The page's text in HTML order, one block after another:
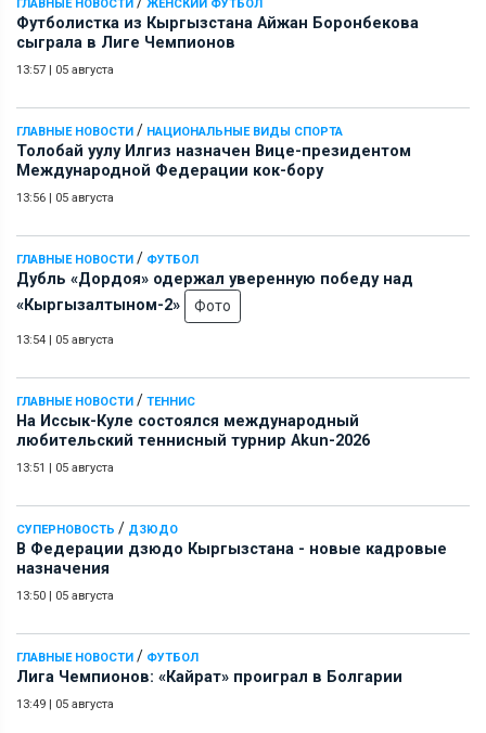
ГЛАВНЫЕ НОВОСТИ ЖЕНСКИЙ ФУТБОЛ
Футболистка из Кыргызстана Айжан Боронбекова
сыграла в Лиге Чемпионов
13:57 05 августа
ГЛАВНЫЕ НОВОСТИ / НАЦИОНАЛЬНЫЕ ВИДЫ СПОРТА
Толобай уулу Илгиз назначен Вице-президентом
Международной Федерации кок-бору
13:56 05 августа
ГЛАВНЫЕ НОВОСТИ / ФУТБОЛ
Дубль «Дордоя» одержал уверенную победу над
«Кыргызалтыном-2»
Фото
13:54 05 августа
ГЛАВНЫЕ НОВОСТИ / ТЕННИС
На Иссык-Куле состоялся международный
любительский теннисный турнир Akun-2026
13:51 05 августа
СУПЕРНОВОСТЬ / ДЗЮДО
В Федерации дзюдо Кыргызстана - новые кадровые
назначения
13:50 05 августа
ГЛАВНЫЕ НОВОСТИ / ФУТБОЛ
Лига Чемпионов: «Кайрат» проиграл в Болгарии
13:49 05 августа